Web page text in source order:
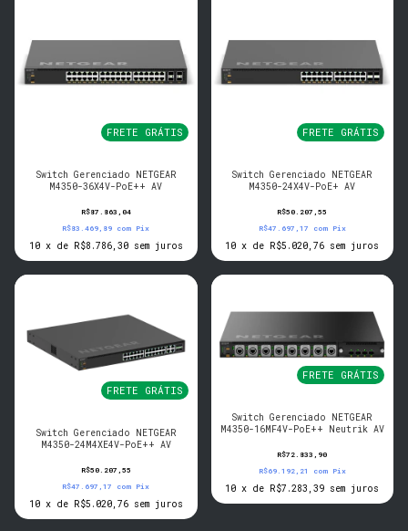
FRETE GRÁTIS
Switch Gerenciado NETGEAR
M4350-36X4V-PoE++ AV
R$87.863,04
R$83.469,89 com Pix
10 x de R$8.786,30 sem juros
FRETE GRÁTIS
Switch Gerenciado NETGEAR
M4350-24X4V-PoE+ AV
R$50.207,55
R$47.697,17
com Pix
10 x de R$5.020,76 sem juros
FRETE GRÁTIS
Switch Gerenciado NETGEAR
M4350-24M4XE4V-PoE++ AV
R$50.207,55
R$47.697,17 com Pix
10 x de R$5.020,76 sem juros
FRETE GRÁTIS
Switch Gerenciado NETGEAR
M4350-16MF4V-PoE++ Neutrik AV
R$72.833,90
R$69.192,21
com Pix
10 x de R$7.283,39 sem juros